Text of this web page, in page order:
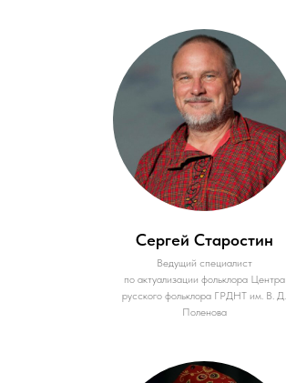
Сергей Старостин
Ведущий специалист
по актуализации фольклора Центра
русского фольклора ГРДНТ им. В. Д.
Поленова